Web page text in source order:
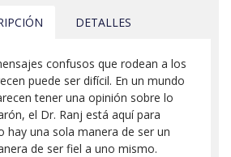
DETALLES
confusos que rodean a los
puede ser difícil. En un mundo
tener una opinión sobre lo
el Dr. Ranj está aquí para
hay una sola manera de ser un
de ser fiel a uno mismo.